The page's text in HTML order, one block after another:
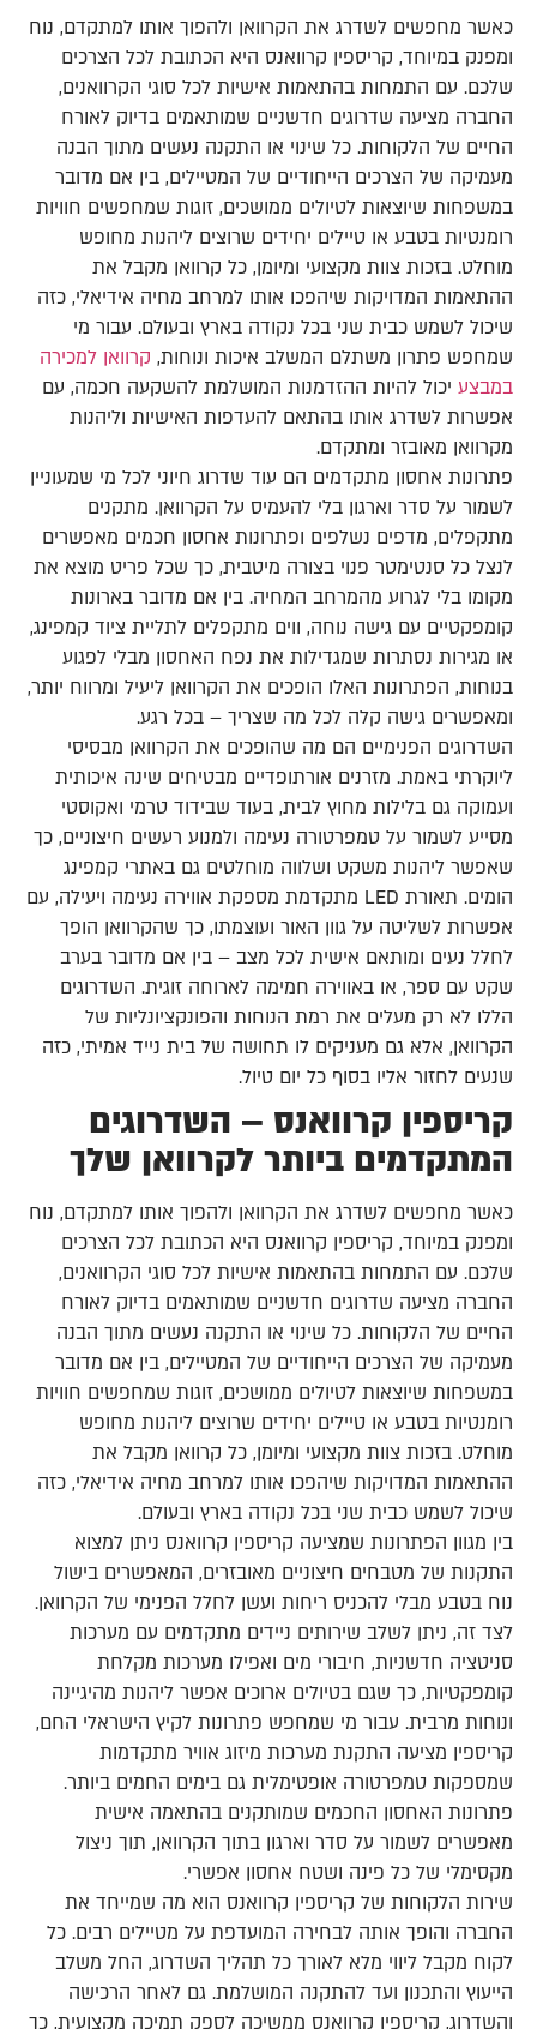
כאשר מחפשים לשדרג את הקרוואן ולהפוך אותו למתקדם, נוח
ומפנק במיוחד, קריספין קרוואנס היא הכתובת לכל הצרכים
שלכם. עם התמחות בהתאמות אישיות לכל סוגי הקרוואנים,
החברה מציעה שדרוגים חדשניים שמותאמים בדיוק לאורח
החיים של הלקוחות. כל שינוי או התקנה נעשים מתוך הבנה
מעמיקה של הצרכים הייחודיים של המטיילים, בין אם מדובר
במשפחות שיוצאות לטיולים ממושכים, זוגות שמחפשים חוויות
רומנטיות בטבע או טיילים יחידים שרוצים ליהנות מחופש
מוחלט. בזכות צוות מקצועי ומיומן, כל קרוואן מקבל את
ההתאמות המדויקות שיהפכו אותו למרחב מחיה אידיאלי, כזה
שיכול לשמש כבית שני בכל נקודה בארץ ובעולם. עבור מי
שמחפש פתרון משתלם המשלב איכות ונוחות, קרוואן למכירה
במבצע יכול להיות ההזדמנות המושלמת להשקעה חכמה, עם
אפשרות לשדרג אותו בהתאם להעדפות האישיות וליהנות
מקרוואן מאובזר ומתקדם.
פתרונות אחסון מתקדמים הם עוד שדרוג חיוני לכל מי שמעוניין
לשמור על סדר וארגון בלי להעמיס על הקרוואן. מתקנים
מתקפלים, מדפים נשלפים ופתרונות אחסון חכמים מאפשרים
לנצל כל סנטימטר פנוי בצורה מיטבית, כך שכל פריט מוצא את
מקומו בלי לגרוע מהמרחב המחיה. בין אם מדובר בארונות
קומפקטיים עם גישה נוחה, ווים מתקפלים לתליית ציוד קמפינג,
או מגירות נסתרות שמגדילות את נפח האחסון מבלי לפגוע
בנוחות, הפתרונות האלו הופכים את הקרוואן ליעיל ומרווח יותר,
ומאפשרים גישה קלה לכל מה שצריך – בכל רגע.
השדרוגים הפנימיים הם מה שהופכים את הקרוואן מבסיסי
ליוקרתי באמת. מזרנים אורתופדיים מבטיחים שינה איכותית
ועמוקה גם בלילות מחוץ לבית, בעוד שבידוד טרמי ואקוסטי
מסייע לשמור על טמפרטורה נעימה ולמנוע רעשים חיצוניים, כך
שאפשר ליהנות משקט ושלווה מוחלטים גם באתרי קמפינג
הומים. תאורת LED מתקדמת מספקת אווירה נעימה ויעילה, עם
אפשרות לשליטה על גוון האור ועוצמתו, כך שהקרוואן הופך
לחלל נעים ומותאם אישית לכל מצב – בין אם מדובר בערב
שקט עם ספר, או באווירה חמימה לארוחה זוגית. השדרוגים
הללו לא רק מעלים את רמת הנוחות והפונקציונליות של
הקרוואן, אלא גם מעניקים לו תחושה של בית נייד אמיתי, כזה
שנעים לחזור אליו בסוף כל יום טיול.
קריספין קרוואנס – השדרוגים
המתקדמים ביותר לקרוואן שלך
כאשר מחפשים לשדרג את הקרוואן ולהפוך אותו למתקדם, נוח
ומפנק במיוחד, קריספין קרוואנס היא הכתובת לכל הצרכים
שלכם. עם התמחות בהתאמות אישיות לכל סוגי הקרוואנים,
החברה מציעה שדרוגים חדשניים שמותאמים בדיוק לאורח
החיים של הלקוחות. כל שינוי או התקנה נעשים מתוך הבנה
מעמיקה של הצרכים הייחודיים של המטיילים, בין אם מדובר
במשפחות שיוצאות לטיולים ממושכים, זוגות שמחפשים חוויות
רומנטיות בטבע או טיילים יחידים שרוצים ליהנות מחופש
מוחלט. בזכות צוות מקצועי ומיומן, כל קרוואן מקבל את
ההתאמות המדויקות שיהפכו אותו למרחב מחיה אידיאלי, כזה
שיכול לשמש כבית שני בכל נקודה בארץ ובעולם.
בין מגוון הפתרונות שמציעה קריספין קרוואנס ניתן למצוא
התקנות של מטבחים חיצוניים מאובזרים, המאפשרים בישול
נוח בטבע מבלי להכניס ריחות ועשן לחלל הפנימי של הקרוואן.
לצד זה, ניתן לשלב שירותים ניידים מתקדמים עם מערכות
סניטציה חדשניות, חיבורי מים ואפילו מערכות מקלחת
קומפקטיות, כך שגם בטיולים ארוכים אפשר ליהנות מהיגיינה
ונוחות מרבית. עבור מי שמחפש פתרונות לקיץ הישראלי החם,
קריספין מציעה התקנת מערכות מיזוג אוויר מתקדמות
שמספקות טמפרטורה אופטימלית גם בימים החמים ביותר.
פתרונות האחסון החכמים שמותקנים בהתאמה אישית
מאפשרים לשמור על סדר וארגון בתוך הקרוואן, תוך ניצול
מקסימלי של כל פינה ושטח אחסון אפשרי.
שירות הלקוחות של קריספין קרוואנס הוא מה שמייחד את
החברה והופך אותה לבחירה המועדפת על מטיילים רבים. כל
לקוח מקבל ליווי מלא לאורך כל תהליך השדרוג, החל משלב
הייעוץ והתכנון ועד להתקנה המושלמת. גם לאחר הרכישה
והשדרוג, קריספין קרוואנס ממשיכה לספק תמיכה מקצועית, כך